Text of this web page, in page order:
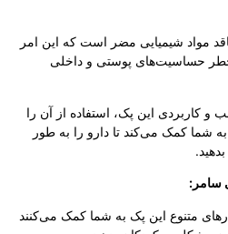
مواد شیمیایی مضر است که این امر
حساسیت‌های پوستی و داخلی
کاربردی این پک، استفاده از آن را
شما کمک می‌کند تا دارو را به طور
سامر:
متنوع این پک به شما کمک می‌کنند